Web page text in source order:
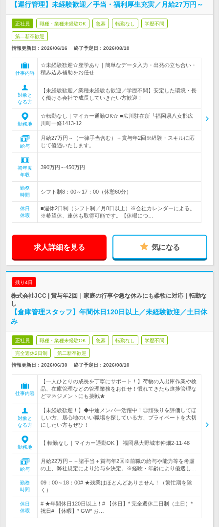
【運行管理】未経験歓迎／手当・福利厚生充実／月給27万円～
正社員 職種・業種未経験OK 急募 転勤なし 学歴不問
第二新卒歓迎
情報更新日：2026/06/16 終了予定日： 2026/08/10
仕事内容
☆未経験歓迎☆座学あり｜簡単なデータ入力・出発の立ち合い・
積み込み補助をお任せ
対象と
なる方
【未経験歓迎／業種未経験も歓迎／学歴不問】安定した環境・長
く働ける会社で成長していきたい方歓迎！
勤務地
☆転勤なし｜マイカー通勤OK☆ ■広川駐在所 └福岡県八女郡広
川町一條1413-12
給与
月給27万円～（一律手当含む）＋賞与年2回※経験・スキルに応
じて優遇いたします。
初年度
年収
390万円～450万円
勤務
時間
シフト制8：00～17：00（休憩60分）
休日
休暇
■週休2日制（シフト制／月8日以上）※会社カレンダーによる。
※希望休、連休も取得可能です。【休暇につ…
求人詳細を見る 気になる
残り4日
株式会社JCC | 賞与年2回｜家庭の行事や急な休みにも柔軟に対応｜転勤な
し
【倉庫管理スタッフ】年間休日120日以上／未経験歓迎／土日休
み
正社員 職種・業種未経験OK 急募 転勤なし 学歴不問
完全週休2日制 第二新卒歓迎
情報更新日：2026/06/30 終了予定日： 2026/08/10
仕事内容
【一人ひとりの成長を丁寧にサポート！】荷物の入出庫作業や検
品、在庫管理などの管理業務をお任せ！慣れてきたら進捗管理な
どマネジメントにも挑戦★
対象と
なる方
【未経験歓迎！】◆中途メンバー活躍中！◎頑張りを評価してほ
しい方、居心地のいい職場を探している方、プライベートを大切
にしたい方もぜひ！
勤務地
【 転勤なし｜マイカー通勤OK 】 福岡県大野城市仲畑2-11-48
給与
月給22万円～＋諸手当＋賞与年2回※前職の給与や能力等を考慮
の上、弊社規定により給与を決定。※経験・年齢により優遇し…
勤務
時間
09：00～18：00# ★残業はほとんどありません！（繁忙期を除
く）
休日
休暇
# ★年間休日120日以上！# 【休日】* 完全週休二日制（土日）*
祝日# 【休暇】* GW* お…